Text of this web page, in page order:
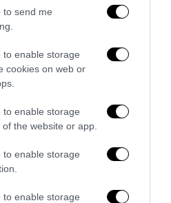
to send me
to enable storage
cookies on web or
to enable storage
the website or app.
to enable storage
to enable storage
Secret sono colpevoli perché